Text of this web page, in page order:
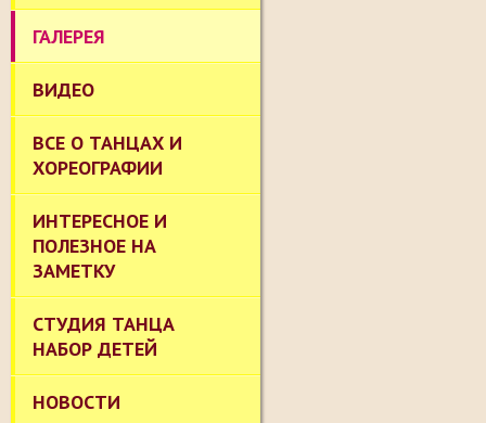
ГАЛЕРЕЯ
ВИДЕО
ВСЕ О ТАНЦАХ И
ХОРЕОГРАФИИ
ИНТЕРЕСНОЕ И
ПОЛЕЗНОЕ НА
ЗАМЕТКУ
СТУДИЯ ТАНЦА
НАБОР ДЕТЕЙ
НОВОСТИ